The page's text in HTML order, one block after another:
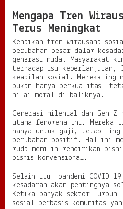
Mengapa Tren
Terus Meningkat
Kenaikan tren wirausaha
perubahan besar dalam
generasi muda. Masyarakat
terhadap isu keberlanjutan,
keadilan sosial. Mereka ingin
bukan hanya berkualitas,
nilai moral di baliknya.
Generasi milenial dan Gen Z
utama fenomena ini. Mereka
hanya untuk gaji, tetapi
perubahan positif. Hal ini
muda memilih mendirikan
bisnis konvensional.
Selain itu, pandemi COVID-
kesadaran akan pentingnya
Ketika banyak sektor
sosial berbasis komunitas